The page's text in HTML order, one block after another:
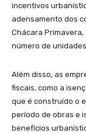
incentivos
adensamento dos
Chácara
número de unidades.
Além disso, as
fiscais, como a
que é construído o
período de obras e
benefícios